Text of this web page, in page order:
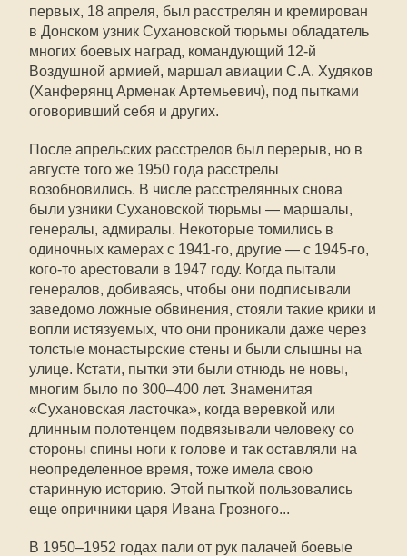
первых, 18 апреля, был расстрелян и кремирован
в Донском узник Сухановской тюрьмы обладатель
многих боевых наград, командующий 12-й
Воздушной армией, маршал авиации С.А. Худяков
(Ханферянц Арменак Артемьевич), под пытками
оговоривший себя и других.
После апрельских расстрелов был перерыв, но в
августе того же 1950 года расстрелы
возобновились. В числе расстрелянных снова
были узники Сухановской тюрьмы — маршалы,
генералы, адмиралы. Некоторые томились в
одиночных камерах с 1941-го, другие — с 1945-го,
кого-то арестовали в 1947 году. Когда пытали
генералов, добиваясь, чтобы они подписывали
заведомо ложные обвинения, стояли такие крики и
вопли истязуемых, что они проникали даже через
толстые монастырские стены и были слышны на
улице. Кстати, пытки эти были отнюдь не новы,
многим было по 300–400 лет. Знаменитая
«Сухановская ласточка», когда веревкой или
длинным полотенцем подвязывали человеку со
стороны спины ноги к голове и так оставляли на
неопределенное время, тоже имела свою
старинную историю. Этой пыткой пользовались
еще опричники царя Ивана Грозного...
В 1950–1952 годах пали от рук палачей боевые